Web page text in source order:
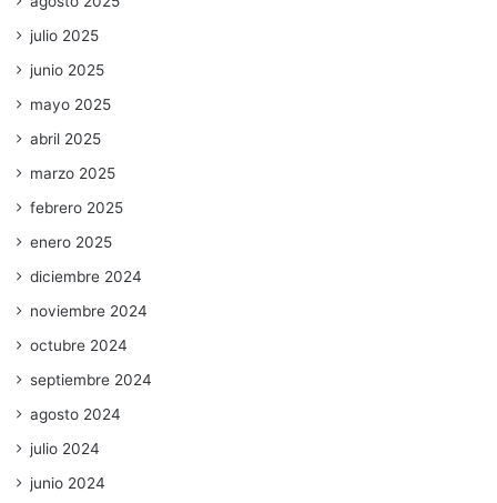
julio 2025
junio 2025
mayo 2025
abril 2025
marzo 2025
febrero 2025
enero 2025
diciembre 2024
noviembre 2024
octubre 2024
septiembre 2024
agosto 2024
julio 2024
junio 2024